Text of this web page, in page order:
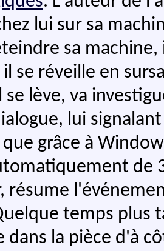
lui sur sa
sa
se réveille en
se lève, va
lui
grâce à
de
résume
temps plus
dans la pièce d'à